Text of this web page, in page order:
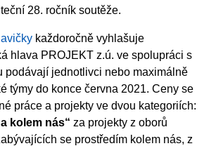
28. ročník soutěže.
každoročně vyhlašuje
hlava PROJEKT z.ú. ve spolupráci s
podávají jednotlivci nebo maximálně
týmy do konce června 2021. Ceny se
práce a projekty ve dvou kategoriích:
kolem nás“ za projekty z oborů
se prostředím kolem nás, z